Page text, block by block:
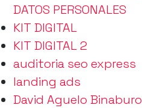
DATOS PERSONALES
KIT DIGITAL
KIT DIGITAL 2
auditoria seo express
landing ads
David Aguelo Binaburo